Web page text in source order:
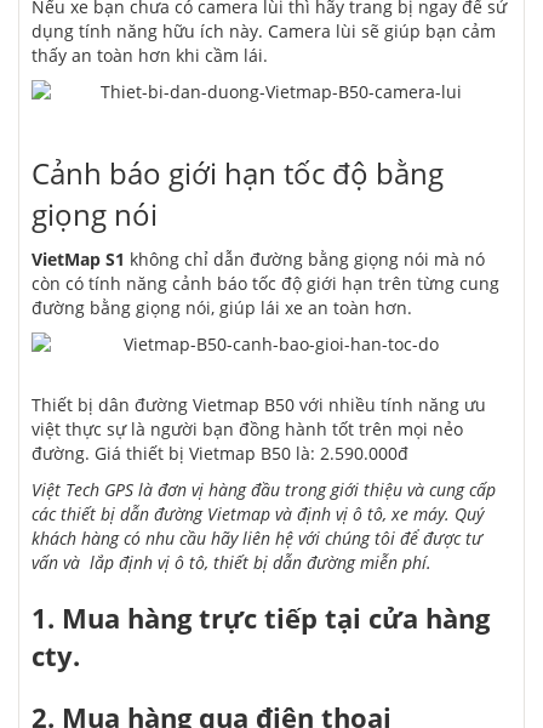
Nếu xe bạn chưa có camera lùi thì hãy trang bị ngay để sử
dụng tính năng hữu ích này. Camera lùi sẽ giúp bạn cảm
thấy an toàn hơn khi cầm lái.
Cảnh báo giới hạn tốc độ bằng
giọng nói
VietMap S1 không chỉ dẫn đường bằng giọng nói mà nó
còn có tính năng cảnh báo tốc độ giới hạn trên từng cung
đường bằng giọng nói, giúp lái xe an toàn hơn.
Thiết bị dân đường Vietmap B50 với nhiều tính năng ưu
việt thực sự là người bạn đồng hành tốt trên mọi nẻo
đường. Giá thiết bị Vietmap B50 là: 2.590.000đ
Việt Tech GPS là đơn vị hàng đầu trong giới thiệu và cung cấp
các thiết bị dẫn đường Vietmap và định vị ô tô, xe máy. Quý
khách hàng có nhu cầu hãy liên hệ với chúng tôi để được tư
vấn và lắp định vị ô tô, thiết bị dẫn đường miễn phí.
1. Mua hàng trực tiếp tại cửa hàng
cty.
2. Mua hàng qua điện thoại